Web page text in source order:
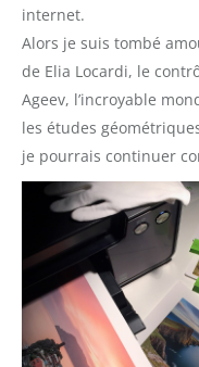
internet.
Alors je suis tombé
de Elia Locardi, le
Ageev, l’incroyable
les études
je pourrais continuer